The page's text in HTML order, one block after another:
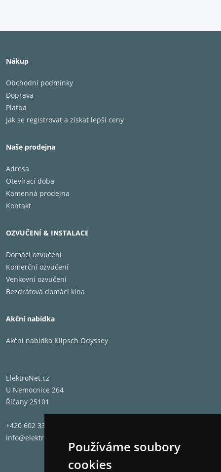
Používáme soubory
cookies
Nákup
Obchodní podmínky
Doprava
Platba
Jak se registrovat a získat lepší ceny
Naše prodejna
Adresa
Otevírací doba
Kamenná prodejna
Kontakt
OZVUČENÍ & INSTALACE
Domácí ozvučení
Komerční ozvučení
Venkovní ozvučení
Bezdrátová domácí kina
Akční nabídka
Akční nabídka Klipsch Odyssey
ElektroNet.cz
U Nemocnice 264
Říčany 25101
+420 602 331 662
info@elektronet.cz